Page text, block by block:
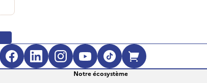
Facebook (s'ouvre dans une
LinkedIn (s'ouvre dans une
Instagram (s'ouvre dans
YouTube (s'ouvre
TikTok (s'ouvre
Boutique
Notre écosystème